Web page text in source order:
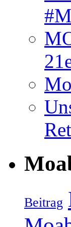
Beitrag